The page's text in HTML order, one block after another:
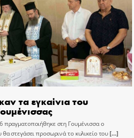
τα εγκαίνια του
στη Γουμένισσα ο
στεγάσει προσωρινά το κυλικείο του[…]